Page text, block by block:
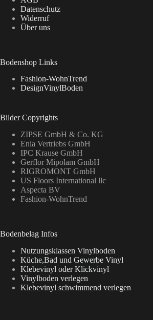
Datenschutz
Widerruf
Über uns
Bodenshop Links
Fashion-WohnTrend
DesignVinylBoden
Bilder Copyrights
ZIPSE GmbH & Co. KG
Enia Vertriebs GmbH
IPC Krause GmbH
Gerflor Mipolam GmbH
RIGROMONT GmbH
US Floors International llc
Aspecta BV
Fashion-WohnTrend
Bodenbelag Infos
Nutzungsklassen Vinylboden
Küche,Bad und Gewerbe Vinyl
Klebevinyl oder Klickvinyl
Vinylboden verlegen
Klebevinyl schwimmend verlegen